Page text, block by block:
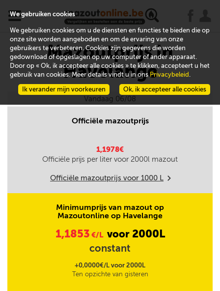
x
Mazoutprijs in
Havelange
Vandaag 06/08
Officiële mazoutprijs
1,1978€
Officiële prijs per liter voor 2000l mazout
Officiële mazoutprijs voor 1000 L m
Minimumprijs van mazout op
Mazoutonline op Havelange
1,1853 €/L voor 2000L
constant
+0,0000€/L voor 2000L
Ten opzichte van gisteren
We gebruiken cookies
We gebruiken cookies om u de diensten en functies te bieden die op
onze site worden aangeboden en om de ervaring van onze
gebruikers te verbeteren. Cookies zijn gegevens die worden
gedownload of opgeslagen op uw computer of ander apparaat.
Door op « Ok, ik accepteer alle cookies » te klikken, accepteert u het
gebruik van cookies. Meer details vindt u in onsPrivacybeleid .
Ok, ik accepteer alle cookies
Ik verander mijn voorkeuren